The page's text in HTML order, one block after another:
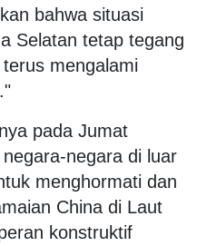
bahwa situasi
Selatan tetap tegang
mengalami
pada Jumat
negara di luar
menghormati dan
China di Laut
konstruktif